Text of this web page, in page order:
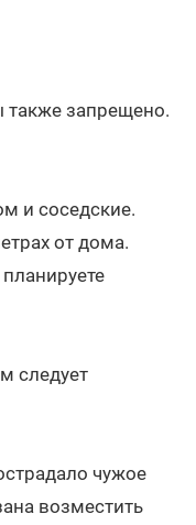
также запрещено.
и соседские.
от дома.
следует
чужое
возместить